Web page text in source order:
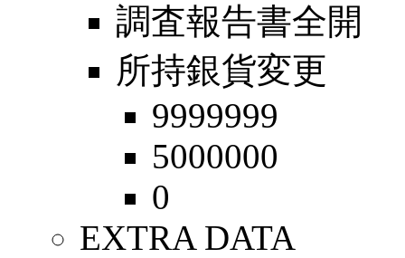
調査報告書全開
所持銀貨変更
9999999
5000000
0
EXTRA DATA